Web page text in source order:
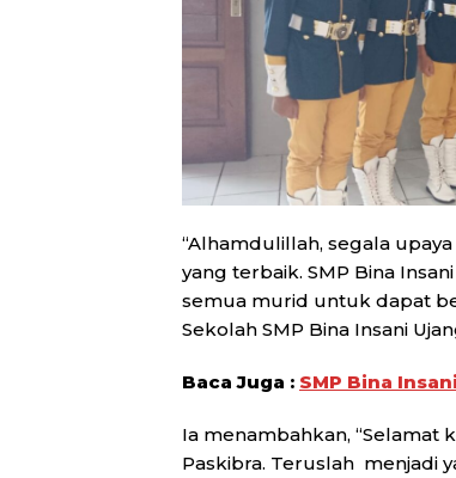
“Alhamdulillah, segala
yang terbaik. SMP Bina
semua murid untuk dapat
Sekolah SMP Bina Insani
Baca Juga : SMP Bina
Ia menambahkan,
Paskibra. Teruslah menjadi